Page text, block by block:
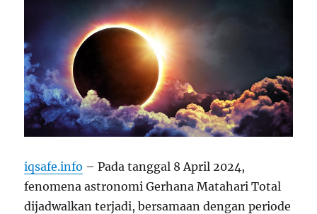
iqsafe.info – Pada tanggal 8 April 2024,
fenomena astronomi Gerhana Matahari Total
dijadwalkan terjadi, bersamaan dengan periode